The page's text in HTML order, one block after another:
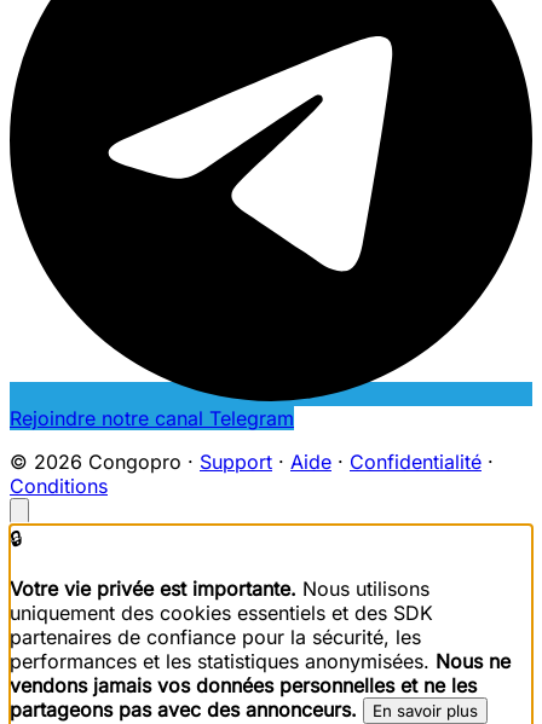
Rejoindre notre canal Telegram
© 2026 Congopro · Support · Aide · Confidentialité ·
Conditions
🔒
Votre vie privée est importante. Nous utilisons
uniquement des cookies essentiels et des SDK
partenaires de confiance pour la sécurité, les
performances et les statistiques anonymisées. Nous ne
vendons jamais vos données personnelles et ne les
partageons pas avec des annonceurs.
En savoir plus